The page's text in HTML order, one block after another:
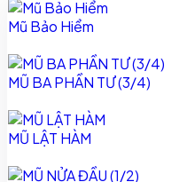
Mũ Bảo Hiểm
MŨ BA PHẦN TƯ (3/4)
MŨ LẬT HÀM